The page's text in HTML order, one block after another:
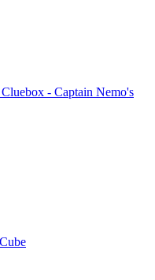
Cluebox - Captain Nemo's